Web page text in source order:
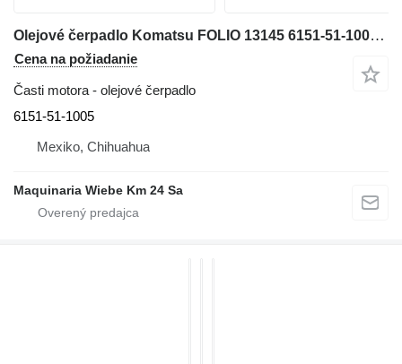
Olejové čerpadlo Komatsu FOLIO 13145 6151-51-1005 na minirýpadla Komatsu
Cena na požiadanie
Časti motora - olejové čerpadlo
6151-51-1005
Mexiko, Chihuahua
Maquinaria Wiebe Km 24 Sa